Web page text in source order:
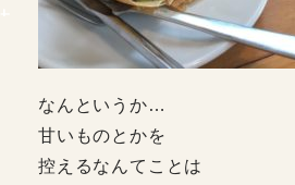
なんというか…
甘いものとかを
控えるなんてことは